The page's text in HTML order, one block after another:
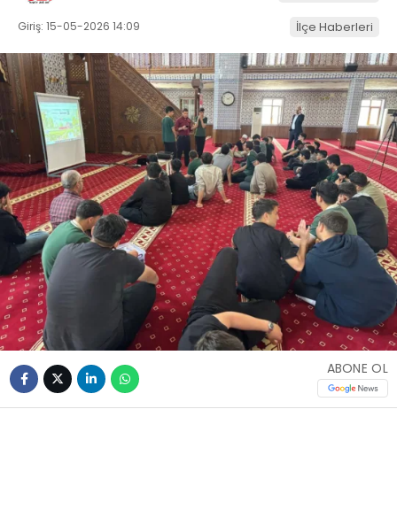
Giriş: 15-05-2026 14:09 İlçe Haberleri
ABONE OL